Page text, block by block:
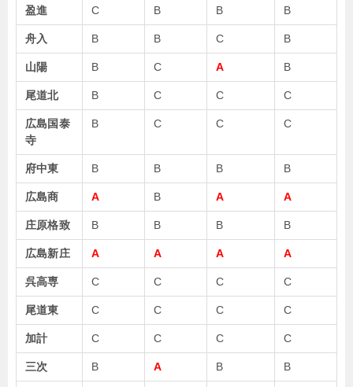
盈進 C B B B
舟入 B B C B
山陽 B C A B
尾道北 B C C C
広島国泰
寺
B C C C
府中東 B B B B
広島商 A B A A
庄原格致 B B B B
広島新庄 A A A A
呉高専 C C C C
尾道東 C C C C
加計 C C C C
三次 B A B B